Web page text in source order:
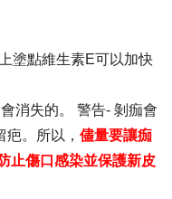
塗點維生素E可以加快
消失的。 警告- 剝痂會
。所以， 儘量要讓痂
止傷口感染並保護新皮